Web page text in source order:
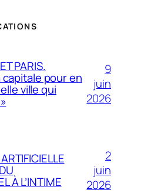
PARIS.
pour en
ville qui
9
juin
2026
À L’INTIME
2
juin
2026